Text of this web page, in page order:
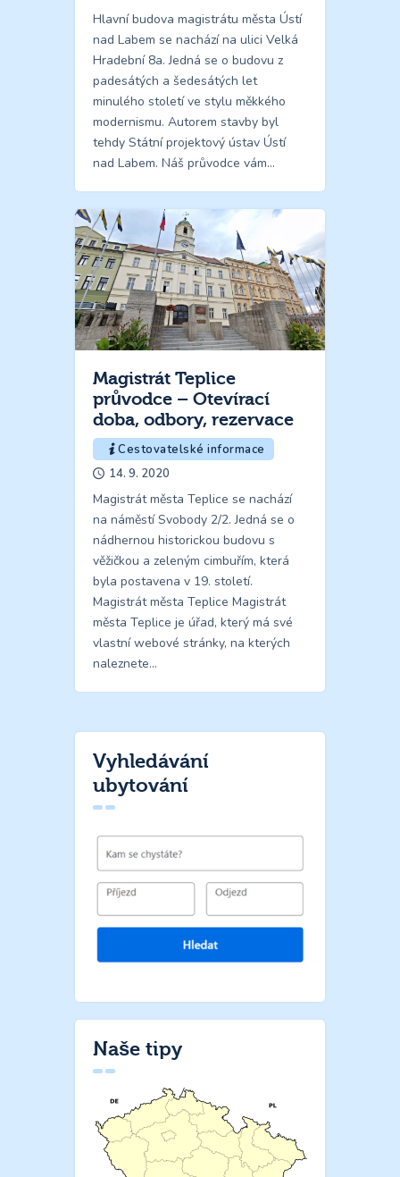
Hlavní budova magistrátu města Ústí
nad Labem se nachází na ulici Velká
Hradební 8a. Jedná se o budovu z
padesátých a šedesátých let
minulého století ve stylu měkkého
modernismu. Autorem stavby byl
tehdy Státní projektový ústav Ústí
nad Labem. Náš průvodce vám…
Magistrát Teplice
průvodce – Otevírací
doba, odbory, rezervace
Cestovatelské informace
14. 9. 2020
Magistrát města Teplice se nachází
na náměstí Svobody 2/2. Jedná se o
nádhernou historickou budovu s
věžičkou a zeleným cimbuřím, která
byla postavena v 19. století.
Magistrát města Teplice Magistrát
města Teplice je úřad, který má své
vlastní webové stránky, na kterých
naleznete…
Vyhledávání
ubytování
Naše tipy